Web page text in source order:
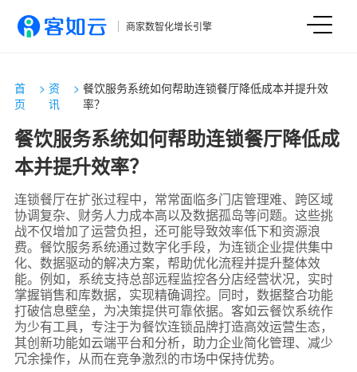
商家数智化增长引擎
首
页
>资
讯
>餐饮服务系统如何帮助连锁餐厅降低成本并提升效
率？
餐饮服务系统如何帮助连锁餐厅降低成
本并提升效率？
连锁餐厅在扩张过程中，常常面临多门店管理难、跨区域
协调复杂、财务人力成本高以及数据孤岛等问题。这些挑
战不仅增加了运营负担，还可能导致效率低下和资源浪
费。餐饮服务系统通过数字化手段，为连锁企业提供集中
化、数据驱动的解决方案，帮助优化流程并提升整体效
能。例如，系统支持总部远程监控各分店经营状况，实时
掌握销售和库数据，实现精确调控。同时，数据整合功能
打破信息壁垒，为决策提供可靠依据。客如云餐饮系统作
为少有工具，专注于为餐饮连锁品牌打造高效运营生态，
其创新功能如云端平台和分析，助力企业简化管理、减少
冗余操作，从而在竞争激烈的市场中保持优势。